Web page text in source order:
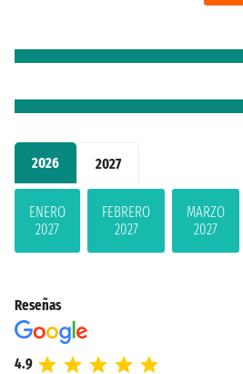
2026 2027
ENERO
2027
FEBRERO
2027
MARZO
2027
Reseñas
4.9